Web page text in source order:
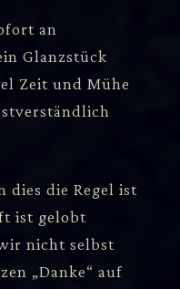
an
Glanzstück
Zeit und Mühe
dies die Regel ist
ist gelobt
nicht selbst
„Danke“ auf